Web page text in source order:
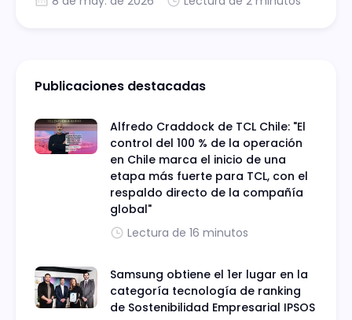
Publicaciones destacadas
Alfredo Craddock de TCL Chile: "El
control del 100 % de la operación
en Chile marca el inicio de una
etapa más fuerte para TCL, con el
respaldo directo de la compañía
global"
Lectura de 16 minutos
Samsung obtiene el 1er lugar en la
categoría tecnología de ranking
de Sostenibilidad Empresarial IPSOS